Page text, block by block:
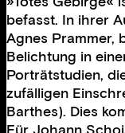
befasst. In ihrer
Agnes Prammer,
Belichtung in
Porträtstudien,
zufälligen
Barthes). Dies